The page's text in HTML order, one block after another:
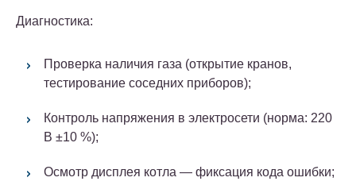
Диагностика:
Проверка наличия газа (открытие кранов,
тестирование соседних приборов);
Контроль напряжения в электросети (норма: 220
В ±10 %);
Осмотр дисплея котла — фиксация кода ошибки;